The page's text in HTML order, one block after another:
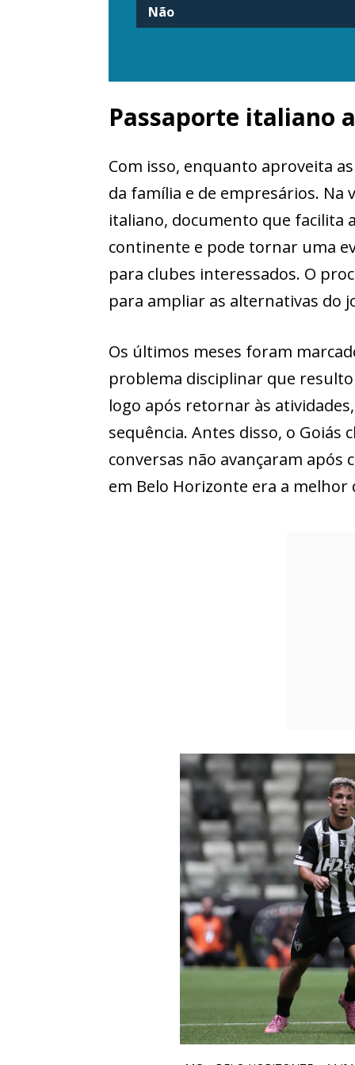
Não
Passaporte italiano
Com isso, enquanto aproveita
da família e de empresários.
italiano, documento que facilita
continente e pode tornar uma
para clubes interessados. O
para ampliar as alternativas do
Os últimos meses foram
problema disciplinar que
logo após retornar às
sequência. Antes disso, o Goiás
conversas não avançaram
em Belo Horizonte era a